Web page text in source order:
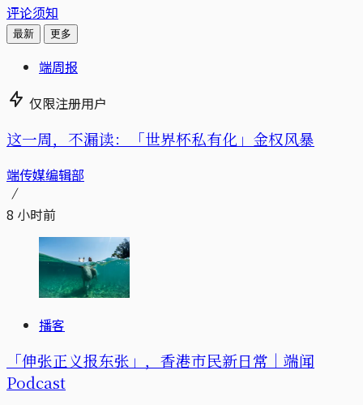
评论须知
最新 更多
端周报
仅限注册用户
这一周，不漏读：「世界杯私有化」金权风暴
端传媒编辑部
8 小时前
播客
「伸张正义报东张」，香港市民新日常｜端闻
Podcast